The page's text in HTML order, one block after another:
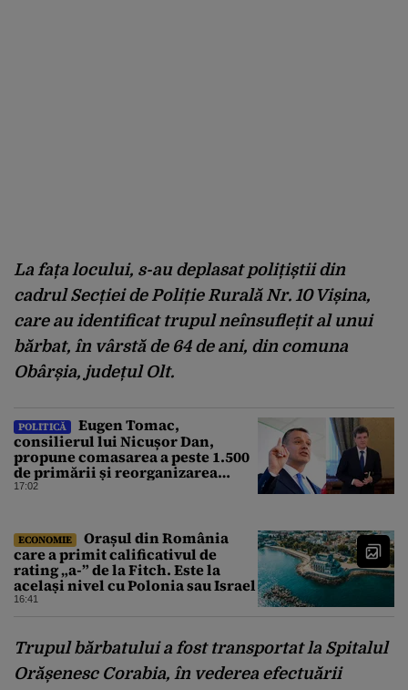
La fața locului, s-au deplasat polițiștii din
cadrul Secției de Poliție Rurală Nr. 10 Vișina,
care au identificat trupul neînsuflețit al unui
bărbat, în vârstă de 64 de ani, din comuna
Obârșia, județul Olt.
POLITICĂ
Eugen Tomac,
consilierul lui Nicușor Dan,
propune comasarea a peste 1.500
de primării și reorganizarea
administrativă a județelor
17:02
ECONOMIE
Orașul din România
care a primit calificativul de
rating „a-” de la Fitch. Este la
același nivel cu Polonia sau Israel
16:41
Trupul bărbatului a fost transportat la Spitalul
Orășenesc Corabia, în vederea efectuării